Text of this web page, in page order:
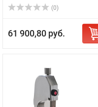
(0)
61 900,80 руб.